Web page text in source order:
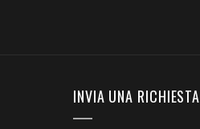
INVIA UNA RICHIESTA